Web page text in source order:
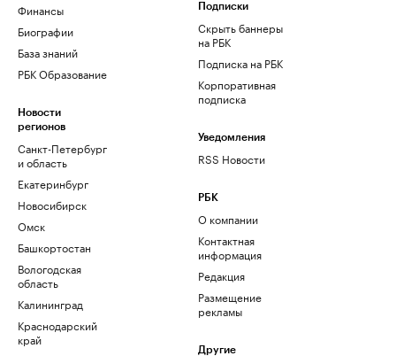
Финансы
Биографии
База знаний
РБК Образование
Новости
регионов
Санкт-Петербург
и область
Екатеринбург
Новосибирск
Омск
Башкортостан
Вологодская
область
Калининград
Краснодарский
край
Подписки
Скрыть баннеры
на РБК
Подписка на РБК
Корпоративная
подписка
Уведомления
RSS Новости
РБК
О компании
Контактная
информация
Редакция
Размещение
рекламы
Другие